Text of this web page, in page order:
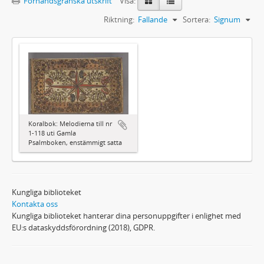
Sortera: Signum
Riktning: Fallande
Koralbok: Melodierna till nr
1-118 uti Gamla
Psalmboken, enstämmigt satta
Kungliga biblioteket
Kontakta oss
Kungliga biblioteket hanterar dina personuppgifter i enlighet med
EU:s dataskyddsförordning (2018), GDPR.